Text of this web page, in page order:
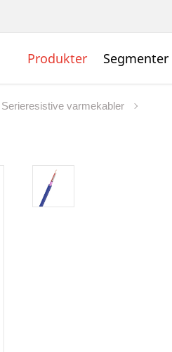
Produkter Segmenter
Serieresistive varmekabler